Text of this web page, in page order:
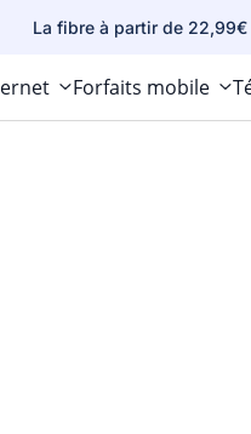
La fibre à partir de 22,99€
Forfaits mobile